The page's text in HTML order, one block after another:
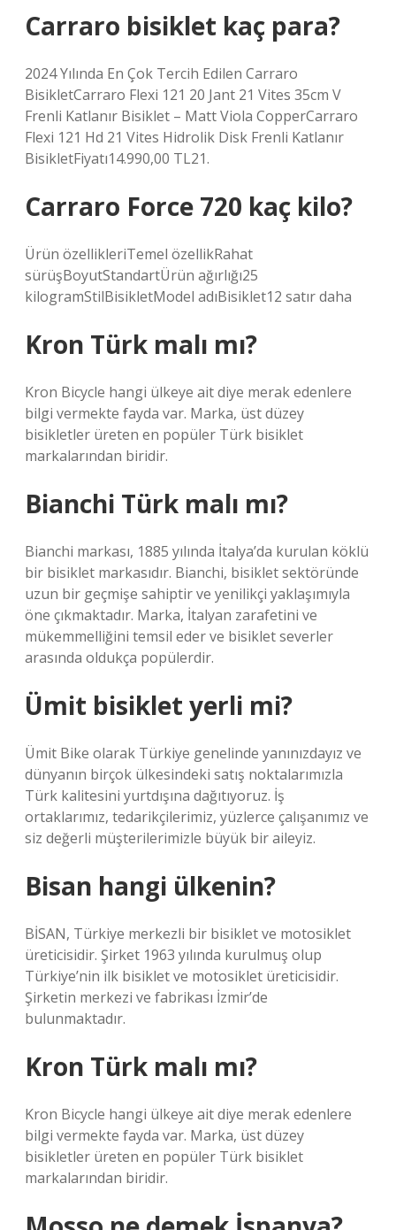
Carraro bisiklet kaç para?
2024 Yılında En Çok Tercih Edilen Carraro
BisikletCarraro Flexi 121 20 Jant 21 Vites 35cm V
Frenli Katlanır Bisiklet – Matt Viola CopperCarraro
Flexi 121 Hd 21 Vites Hidrolik Disk Frenli Katlanır
BisikletFiyatı14.990,00 TL21.
Carraro Force 720 kaç kilo?
Ürün özellikleriTemel özellik‎Rahat
sürüşBoyut‎StandartÜrün ağırlığı‎25
kilogramStil‎BisikletModel adı‎Bisiklet12 satır daha
Kron Türk malı mı?
Kron Bicycle hangi ülkeye ait diye merak edenlere
bilgi vermekte fayda var. Marka, üst düzey
bisikletler üreten en popüler Türk bisiklet
markalarından biridir.
Bianchi Türk malı mı?
Bianchi markası, 1885 yılında İtalya’da kurulan köklü
bir bisiklet markasıdır. Bianchi, bisiklet sektöründe
uzun bir geçmişe sahiptir ve yenilikçi yaklaşımıyla
öne çıkmaktadır. Marka, İtalyan zarafetini ve
mükemmelliğini temsil eder ve bisiklet severler
arasında oldukça popülerdir.
Ümit bisiklet yerli mi?
Ümit Bike olarak Türkiye genelinde yanınızdayız ve
dünyanın birçok ülkesindeki satış noktalarımızla
Türk kalitesini yurtdışına dağıtıyoruz. İş
ortaklarımız, tedarikçilerimiz, yüzlerce çalışanımız ve
siz değerli müşterilerimizle büyük bir aileyiz.
Bisan hangi ülkenin?
BİSAN, Türkiye merkezli bir bisiklet ve motosiklet
üreticisidir. Şirket 1963 yılında kurulmuş olup
Türkiye’nin ilk bisiklet ve motosiklet üreticisidir.
Şirketin merkezi ve fabrikası İzmir’de
bulunmaktadır.
Kron Türk malı mı?
Kron Bicycle hangi ülkeye ait diye merak edenlere
bilgi vermekte fayda var. Marka, üst düzey
bisikletler üreten en popüler Türk bisiklet
markalarından biridir.